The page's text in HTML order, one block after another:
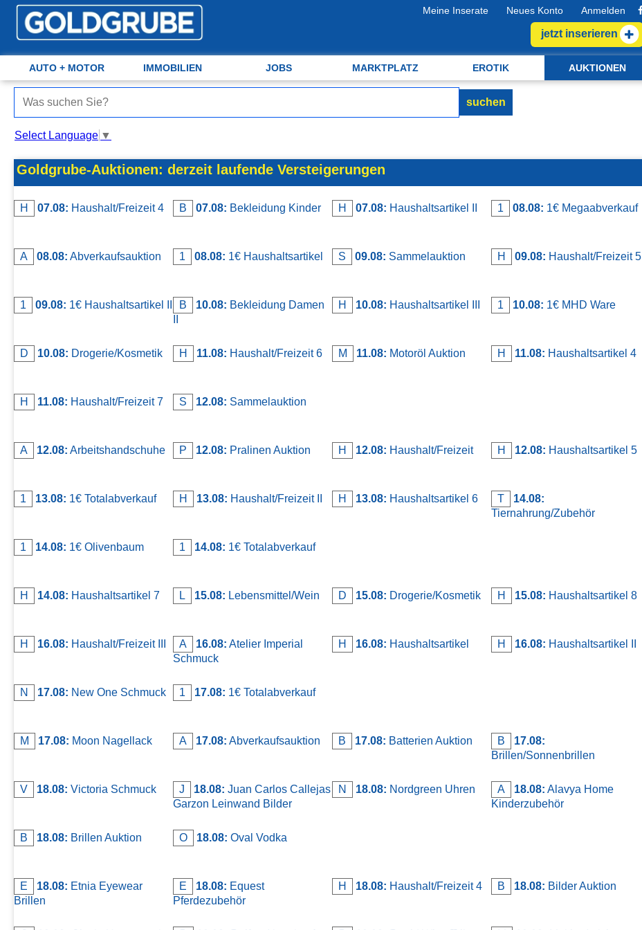
Auto + Motor
Immobilien
Jobs
Marktplatz
Erotik
Auktionen
AGB, Nutzungsbedingungen
Meine Inserate
Neues Konto
Anmelden
Meine Inserate Neues Konto Anmelden
jetzt inserieren
AUTO + MOTOR IMMOBILIEN JOBS MARKTPLATZ EROTIK AUKTIONEN
suchen
Select Language ▼
Goldgrube-Auktionen: derzeit laufende Versteigerungen
H 07.08: Haushalt/Freizeit 4 B 07.08: Bekleidung Kinder H 07.08: Haushaltsartikel II 1 08.08: 1€ Megaabverkauf
A 08.08: Abverkaufsauktion 1 08.08: 1€ Haushaltsartikel S 09.08: Sammelauktion H 09.08: Haushalt/Freizeit 5
1 09.08: 1€ Haushaltsartikel II B 10.08: Bekleidung Damen
H 10.08: Haushaltsartikel III 1 10.08: 1€ MHD Ware
D 10.08: Drogerie/Kosmetik H 11.08: Haushalt/Freizeit 6 M 11.08: Motoröl Auktion H 11.08: Haushaltsartikel 4
H 11.08: Haushalt/Freizeit 7 S 12.08: Sammelauktion
A 12.08: Arbeitshandschuhe P 12.08: Pralinen Auktion H 12.08: Haushalt/Freizeit H 12.08: Haushaltsartikel 5
1 13.08: 1€ Totalabverkauf H 13.08: Haushalt/Freizeit II H 13.08: Haushaltsartikel 6 T
14.08:
Tiernahrung/Zubehör
1 14.08: 1€ Olivenbaum 1 14.08: 1€ Totalabverkauf
H 14.08: Haushaltsartikel 7 L 15.08: Lebensmittel/Wein D 15.08: Drogerie/Kosmetik H 15.08: Haushaltsartikel 8
H 16.08: Haushalt/Freizeit III A 16.08: Atelier Imperial
Schmuck
H 16.08: Haushaltsartikel H 16.08: Haushaltsartikel II
N 17.08: New One Schmuck 1 17.08: 1€ Totalabverkauf
M 17.08: Moon Nagellack A 17.08: Abverkaufsauktion B 17.08: Batterien Auktion B
17.08:
Brillen/Sonnenbrillen
V 18.08: Victoria Schmuck J 18.08: Juan Carlos Callejas
Garzon Leinwand Bilder
N 18.08: Nordgreen Uhren A 18.08: Alavya Home
Kinderzubehör
B 18.08: Brillen Auktion O 18.08: Oval Vodka
E 18.08: Etnia Eyewear
Brillen
E 18.08: Equest
Pferdezubehör
H 18.08: Haushalt/Freizeit 4 B 18.08: Bilder Auktion